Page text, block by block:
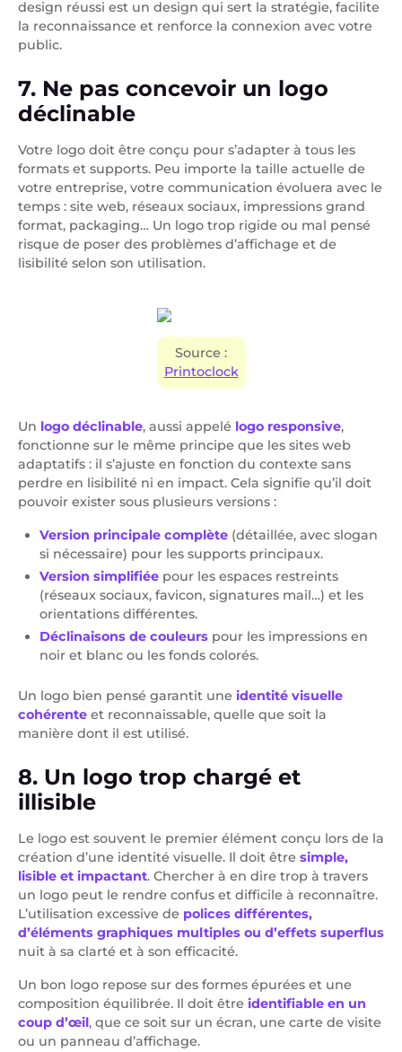
design réussi est un design qui sert la stratégie, facilite
la reconnaissance et renforce la connexion avec votre
public.
7. Ne pas concevoir un logo
déclinable
Votre logo doit être conçu pour s’adapter à tous les
formats et supports. Peu importe la taille actuelle de
votre entreprise, votre communication évoluera avec le
temps : site web, réseaux sociaux, impressions grand
format, packaging… Un logo trop rigide ou mal pensé
risque de poser des problèmes d’affichage et de
lisibilité selon son utilisation.
Source :
Printoclock
Un logo déclinable, aussi appelé logo responsive,
fonctionne sur le même principe que les sites web
adaptatifs : il s’ajuste en fonction du contexte sans
perdre en lisibilité ni en impact. Cela signifie qu’il doit
pouvoir exister sous plusieurs versions :
Version principale complète (détaillée, avec slogan
si nécessaire) pour les supports principaux.
Version simplifiée pour les espaces restreints
(réseaux sociaux, favicon, signatures mail…) et les
orientations différentes.
Déclinaisons de couleurs pour les impressions en
noir et blanc ou les fonds colorés.
Un logo bien pensé garantit une identité visuelle
cohérente et reconnaissable, quelle que soit la
manière dont il est utilisé.
8. Un logo trop chargé et
illisible
Le logo est souvent le premier élément conçu lors de la
création d’une identité visuelle. Il doit être simple,
lisible et impactant. Chercher à en dire trop à travers
un logo peut le rendre confus et difficile à reconnaître.
L’utilisation excessive de polices différentes,
d’éléments graphiques multiples ou d’effets superflus
nuit à sa clarté et à son efficacité.
Un bon logo repose sur des formes épurées et une
composition équilibrée. Il doit être identifiable en un
coup d’œil, que ce soit sur un écran, une carte de visite
ou un panneau d’affichage.